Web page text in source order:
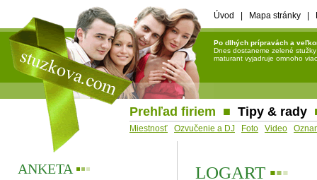
Úvod Mapa stránky
Po dlhých prípravách a
Dnes dostaneme zelené
maturant vyjadruje omnoho
Prehľad firiem ■ Tipy & rady
Miestnosť Ozvučenie a DJ Foto Video
ANKETA ▪▪▪ LOGART ▪▪▪